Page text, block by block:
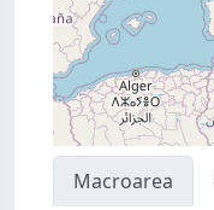
Macroarea